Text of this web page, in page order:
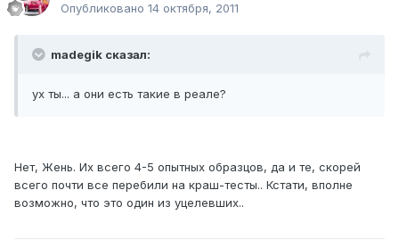
Опубликовано 14 октября, 2011
madegik сказал:
ух ты... а они есть такие в реале?
Нет, Жень. Их всего 4-5 опытных образцов, да и те, скорей
всего почти все перебили на краш-тесты.. Кстати, вполне
возможно, что это один из уцелевших..